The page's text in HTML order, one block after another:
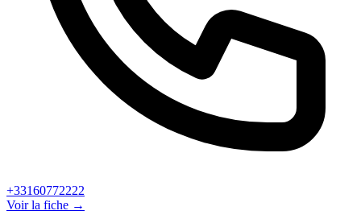
+33160772222
Voir la fiche →